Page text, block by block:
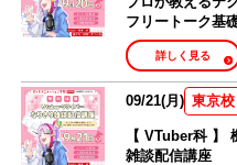
フリートーク基
詳しく見る
09/21(月) 東京校
【 VTuber科 】
雑談配信講座